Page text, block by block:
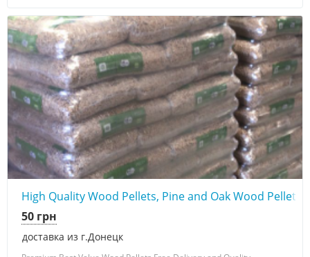
High Quality Wood Pellets, Pine and Oak Wood Pellets
доставка из г.Донецк
50 грн